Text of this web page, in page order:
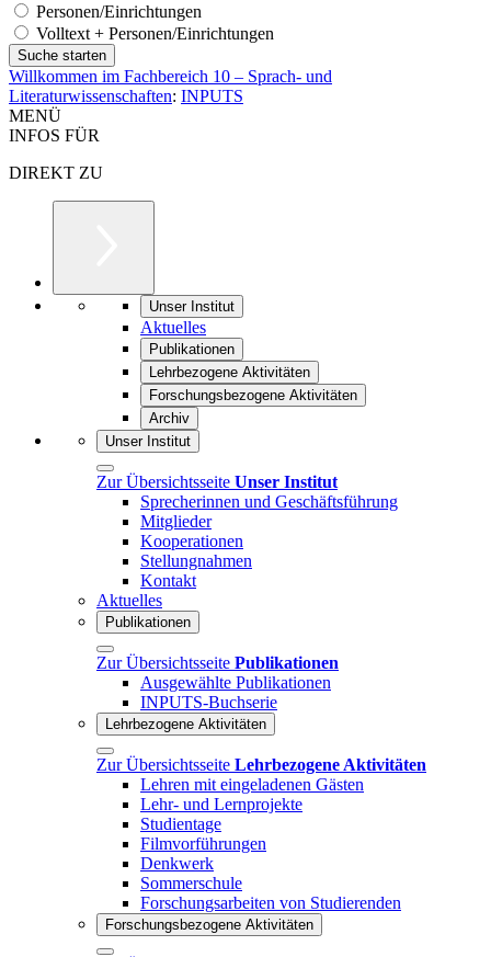
Personen/Einrichtungen
Volltext + Personen/Einrichtungen
Willkommen im Fachbereich 10 – Sprach- und
Literaturwissenschaften: INPUTS
MENÜ
INFOS FÜR
DIREKT ZU
Unser Institut
Aktuelles
Publikationen
Lehrbezogene Aktivitäten
Forschungsbezogene Aktivitäten
Archiv
Unser Institut
Zur Übersichtsseite Unser Institut
Sprecherinnen und Geschäftsführung
Mitglieder
Kooperationen
Stellungnahmen
Kontakt
Aktuelles
Publikationen
Zur Übersichtsseite Publikationen
Ausgewählte Publikationen
INPUTS-Buchserie
Lehrbezogene Aktivitäten
Zur Übersichtsseite Lehrbezogene Aktivitäten
Lehren mit eingeladenen Gästen
Lehr- und Lernprojekte
Studientage
Filmvorführungen
Denkwerk
Sommerschule
Forschungsarbeiten von Studierenden
Forschungsbezogene Aktivitäten